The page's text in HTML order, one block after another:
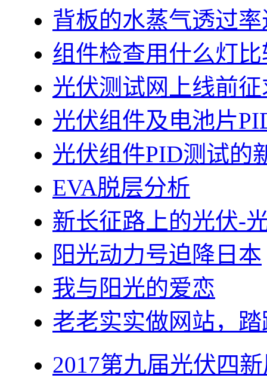
背板的水蒸气透过
组件检查用什么灯
光伏测试网上线前
光伏组件及电池片
光伏组件PID测试的
EVA脱层分析
新长征路上的光伏-
阳光动力号迫降日本
我与阳光的爱恋
老老实实做网站，
2017第九届光伏四